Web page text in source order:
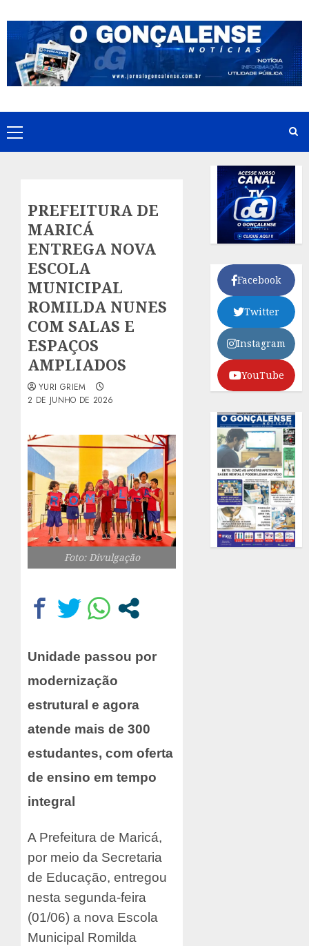
to
content
Primary
Menu
PREFEITURA DE
MARICÁ
ENTREGA NOVA
ESCOLA
MUNICIPAL
ROMILDA NUNES
COM SALAS E
ESPAÇOS
AMPLIADOS
YURI GRIEM
2 DE JUNHO DE 2026
Foto: Divulgação
Unidade passou por
modernização
estrutural e agora
atende mais de 300
estudantes, com oferta
de ensino em tempo
integral
A Prefeitura de Maricá,
por meio da Secretaria
de Educação, entregou
nesta segunda-feira
(01/06) a nova Escola
Municipal Romilda
Facebook
Twitter
Instagram
YouTube